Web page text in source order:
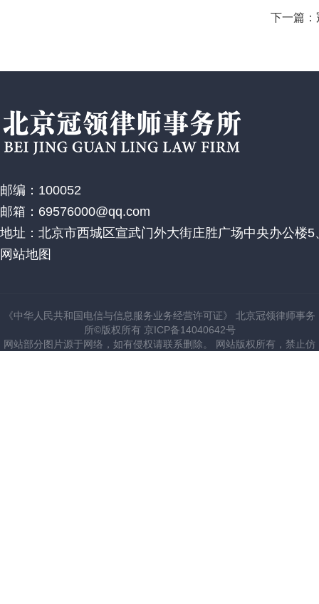
下一篇
邮编：100052
邮箱：69576000@qq.com
地址：北京市西城区宣武门外大街庄胜广场中央办公楼5
网站地图
《中华人民共和国电信与信息服务业务经营许可证》 北京冠领律师事务
所©版权所有 京ICP备14040642号
网站部分图片源于网络，如有侵权请联系删除。 网站版权所有，禁止仿